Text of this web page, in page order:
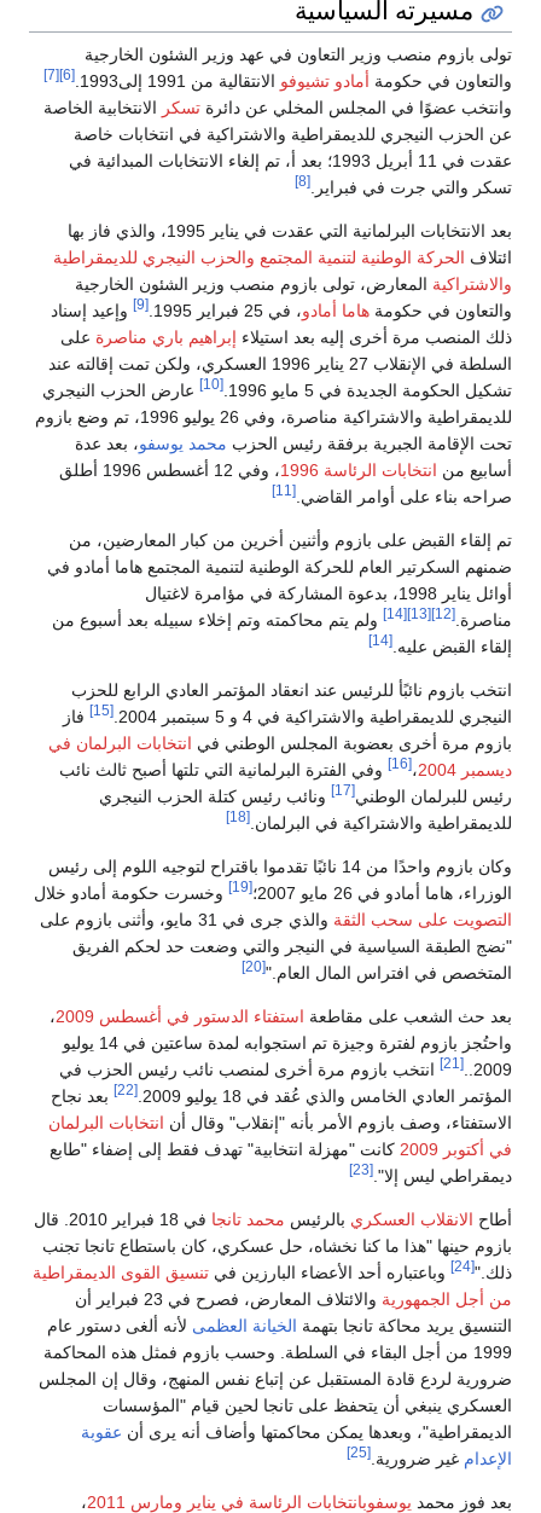
مسيرته السياسية
تولى بازوم منصب وزير التعاون في عهد وزير الشئون الخارجية
والتعاون في حكومة أمادو تشيوفو الانتقالية من 1991 إلى1993. [6]
[7]
وانتخب عضوًا في المجلس المخلي عن دائرة تسكر الانتخابية الخاصة
عن الحزب النيجري للديمقراطية والاشتراكية في انتخابات خاصة
عقدت في 11 أبريل 1993؛ بعد أ، تم إلغاء الانتخابات المبدائية في
تسكر والتي جرت في فبراير.
[8]
بعد الانتخابات البرلمانية التي عقدت في يناير 1995، والذي فاز بها
ائتلاف الحركة الوطنية لتنمية المجتمع والحزب النيجري للديمقراطية
والاشتراكية المعارض، تولى بازوم منصب وزير الشئون الخارجية
والتعاون في حكومة هاما أمادو، في 25 فبراير 1995. [9]
وإعيد إسناد
ذلك المنصب مرة أخرى إليه بعد استيلاء إبراهيم باري مناصرة على
السلطة في الإنقلاب 27 يناير 1996 العسكري، ولكن تمت إقالته عند
تشكيل الحكومة الجديدة في 5 مايو 1996.
[10]
عارض الحزب النيجري
للديمقراطية والاشتراكية مناصرة، وفي 26 يوليو 1996، تم وضع بازوم
تحت الإقامة الجبرية برفقة رئيس الحزب محمد يوسفو، بعد عدة
أسابيع من انتخابات الرئاسة 1996
، وفي 12 أغسطس 1996 أطلق
صراحه بناء على أوامر القاضي. [11]
تم إلقاء القبض على بازوم وأثنين أخرين من كبار المعارضين، من
ضمنهم السكرتير العام للحركة الوطنية لتنمية المجتمع هاما أمادو في
أوائل يناير 1998، بدعوة المشاركة في مؤامرة لاغتيال
مناصرة. [12]
[13]
[14]
ولم يتم محاكمته وتم إخلاء سبيله بعد أسبوع من
إلقاء القبض عليه. [14]
انتخب بازوم نائبًأ للرئيس عند انعقاد المؤتمر العادي الرابع للحزب
النيجري للديمقراطية والاشتراكية في 4 و 5 سبتمبر 2004.
[15]
فاز
بازوم مرة أخرى بعضوبة المجلس الوطني في انتخابات البرلمان في
ديسمبر 2004
،[16]
وفي الفترة البرلمانية التي تلتها أصبح ثالث نائب
رئيس للبرلمان الوطني[17]
ونائب رئيس كتلة الحزب النيجري
للديمقراطية والاشتراكية في البرلمان. [18]
وكان بازوم واحدًا من 14 نائبًا تقدموا باقتراح لتوجيه اللوم إلى رئيس
الوزراء، هاما أمادو في 26 مايو 2007؛
[19]
وخسرت حكومة أمادو خلال
التصويت على سحب الثقة
والذي جرى في 31 مايو، وأثنى بازوم على
"نضج الطبقة السياسية في النيجر والتي وضعت حد لحكم الفريق
المتخصص في افتراس المال العام."[20]
بعد حث الشعب على مقاطعة استفتاء الدستور في أغسطس 2009
،
واحتُجز بازوم لفترة وجيزة تم استجوابه لمدة ساعتين في 14 يوليو
2009..
[21]
انتخب بازوم مرة أخرى لمنصب نائب رئيس الحزب في
المؤتمر العادي الخامس والذي عُقد في 18 يوليو 2009.
[22]
بعد نجاح
الاستفتاء، وصف بازوم الأمر بأنه "إنقلاب" وقال أن انتخابات البرلمان
في أكتوبر 2009
كانت "مهزلة انتخابية" تهدف فقط إلى إضفاء "طابع
ديمقراطي ليس إلا". [23]
أطاح الانقلاب العسكري بالرئيس محمد تانجا
في 18 فبراير 2010. قال
بازوم حينها "هذا ما كنا نخشاه، حل عسكري، كان باستطاع تانجا تجنب
ذلك."[24] وباعتباره أحد الأعضاء البارزين في تنسيق القوى الديمقراطية
من أجل الجمهورية
والائتلاف المعارض، فصرح في 23 فبراير أن
التنسيق يريد محاكة تانجا بتهمة الخيانة العظمى لأنه ألغى دستور عام
1999 من أجل البقاء في السلطة. وحسب بازوم فمثل هذه المحاكمة
ضرورية لردع قادة المستقبل عن إتباع نفس المنهج، وقال إن المجلس
العسكري ينبغي أن يتحفظ على تانجا لحين قيام "المؤسسات
الديمقراطية"، وبعدها يمكن محاكمتها وأضاف أنه يرى أن عقوبة
الإعدام غير ضرورية. [25]
بعد فوز محمد يوسفوبانتخابات الرئاسة في يناير ومارس 2011
،